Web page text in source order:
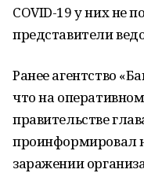
COVID-19 у них не
представители
Ранее агентство
что на
правительстве
проинформировал
заражении